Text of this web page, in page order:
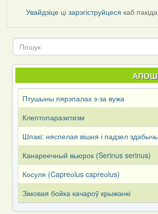
Увайдзіце цізарэгіструйцеся каб
Птушыны пярэпалах з-за вужа
Клептопаразитизм
Шпакі: няспелая вішня і падзел здабычы
Канареечный вьюрок (Serinus serinus)
Косуля (Capreоlus capreоlus)
Зімовая бойка качароў крыжанкі